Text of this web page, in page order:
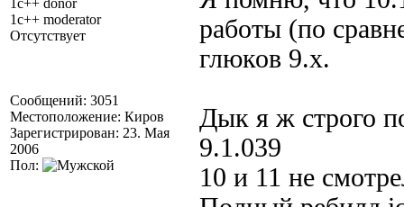
1c++ donor
1c++ moderator
Отсутствует
Сообщений: 3051
Местоположение: Киров
Зарегистрирован: 23. Мая
2006
Пол:
работы (по
глюков 9.x.
Дык я ж строго
9.1.039
10 и 11 не